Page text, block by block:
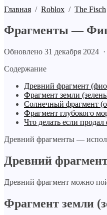
Главная / Roblox / The Fisch
Фрагменты —
Обновлено 31 декабря 2024
Содержание
Древний фрагмент
Фрагмент земли
Солнечный фрагмент
Фрагмент глубокого
Что делать если продал
Древний фрагменты —
Древний
Древний фрагмент можно
Фрагмент земли